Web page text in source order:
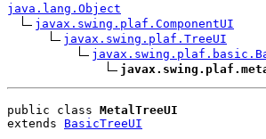
java.lang.Object
javax.swing.plaf.ComponentUI
javax.swing.plaf.TreeUI
public class MetalTreeUI
extends BasicTreeUI